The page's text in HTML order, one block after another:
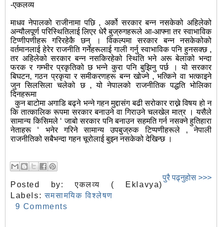
-एकलव्य
माधव नेपालको राजीनामा पछि , अर्को सरकार बन्न नसकेको अहिलेको
अन्यौलपूर्ण परिस्थितिलाई लिएर धेरै बुज्रुगहरूले आ-आफ्ना तर स्वाभाविक
टिप्णीपणीहरू गरिरहेकै छन् । विकल्पमा सरकार बन्न नसकेकोको
वर्तमानलाई हेरेर राजनीति गर्नेहरूलाई गाली गर्नु स्वाभाविक पनि हुनसक्छ ,
तर अहिलेको सरकार बन्न नसकिरहेको स्थिति भने अरू बेलाको भन्दा
फरक र गम्भीर प्रकृतिको छ भन्ने कुरा पनि बुझिनु पर्छ । यो सरकार
बिघटन, गठन प्रकृया र समीकरणहरू बन्न खोज्ने , भत्किने वा भत्काइने
जुन सिलसिला चलेको छ , यो नेपालको राजनीतिक पद्धति भोलिका
दिनहरूमा
कुन बाटोमा अगाडि बढ्ने भन्ने गहन मुद्दासंग बढी सरोकार राख्ने विषय हो न
कि तात्कालिक रूपमा सरकार बनाउने वा गिराउने चलखेल मात्र । यसैले
सामान्य किसिमले ‘ जाबो सरकार पनि बनाउन सहमति गर्न नसक्ने हुतिहारा
नेताहरू ‘ भनेर गरिने सामान्य उपबुज्रुक टिप्पणीहरूले , नेपाली
राजनीतिको सबैभन्दा गहन चूरोलाई बुझ्न नसकेको देखिन्छ ।
पुरै पढ्नुहोस >>>
Posted by:एकलव्य ( Eklavya)
Labels:समसामयिक विश्लेषण
9 Comments